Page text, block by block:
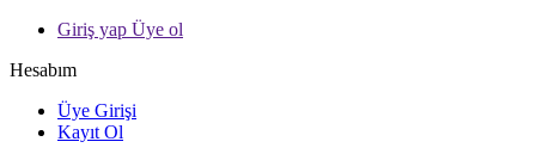
Giriş yap Üye ol
Hesabım
Üye Girişi
Kayıt Ol